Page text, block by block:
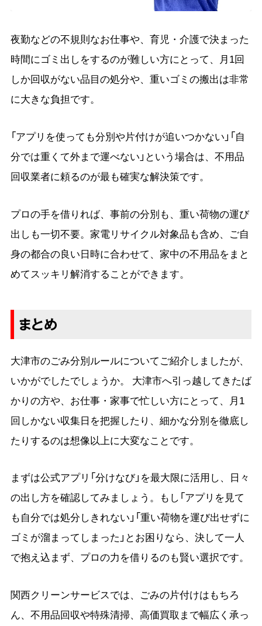
夜勤などの不規則なお仕事や、育児・介護で決まった
時間にゴミ出しをするのが難しい方にとって、月1回
しか回収がない品目の処分や、重いゴミの搬出は非常
に大きな負担です。
「アプリを使っても分別や片付けが追いつかない」「自
分では重くて外まで運べない」という場合は、不用品
回収業者に頼るのが最も確実な解決策です。
プロの手を借りれば、事前の分別も、重い荷物の運び
出しも一切不要。家電リサイクル対象品も含め、ご自
身の都合の良い日時に合わせて、家中の不用品をまと
めてスッキリ解消することができます。
まとめ
大津市のごみ分別ルールについてご紹介しましたが、
いかがでしたでしょうか。 大津市へ引っ越してきたば
かりの方や、お仕事・家事で忙しい方にとって、月1
回しかない収集日を把握したり、細かな分別を徹底し
たりするのは想像以上に大変なことです。
まずは公式アプリ「分けなび」を最大限に活用し、日々
の出し方を確認してみましょう。もし「アプリを見て
も自分では処分しきれない」「重い荷物を運び出せずに
ゴミが溜まってしまった」とお困りなら、決して一人
で抱え込まず、プロの力を借りるのも賢い選択です。
関西クリーンサービスでは、ごみの片付けはもちろ
ん、不用品回収や特殊清掃、高価買取まで幅広く承っ